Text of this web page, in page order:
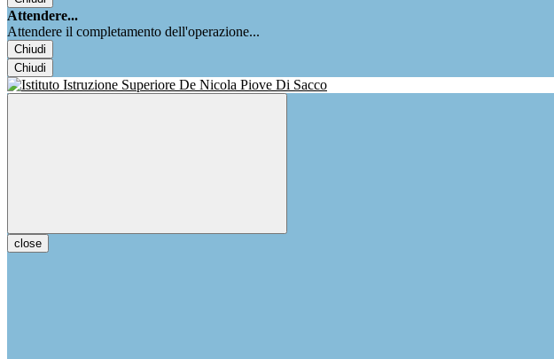
Attendere...
Attendere il completamento dell'operazione...
Chiudi
Chiudi
close